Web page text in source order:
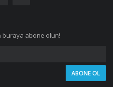
buraya abone olun!